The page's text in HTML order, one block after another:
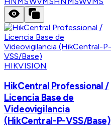
HIKVISION
HikCentral Professional /
Licencia Base de
Videovigilancia
(HikCentral-P-VSS/Base)